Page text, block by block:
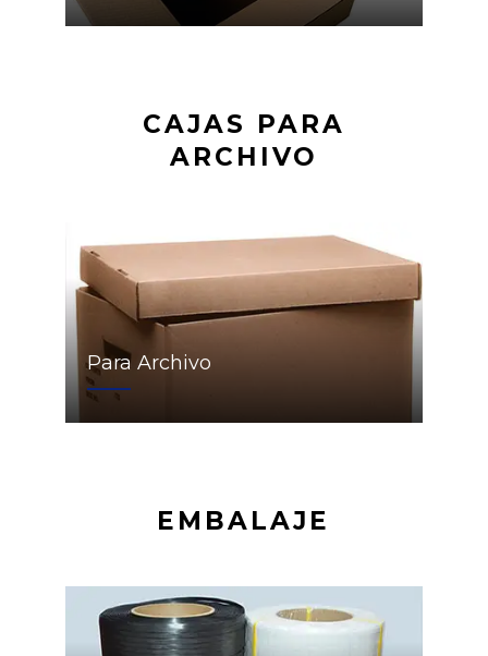
CAJAS PARA
ARCHIVO
Para Archivo
EMBALAJE